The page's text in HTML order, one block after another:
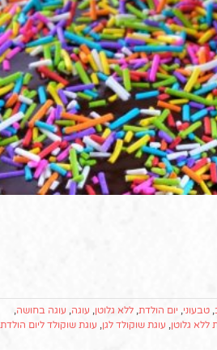
טבעוני יום הולדת ללא גלוטן עוגה עוגה בחושה
ללא גלוטן עוגת שוקולד לגן עוגת שוקולד ליום הולדת